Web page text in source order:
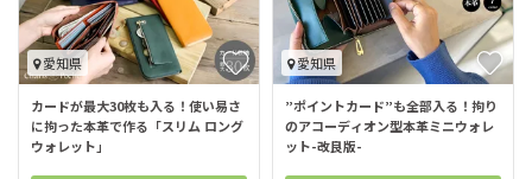
愛知県
カードが最大30枚も入る！使い易さ
に拘った本革で作る「スリム ロング
ウォレット」
愛知県
”ポイントカード”も全部入る！拘り
のアコーディオン型本革ミニウォレ
ット-改良版-